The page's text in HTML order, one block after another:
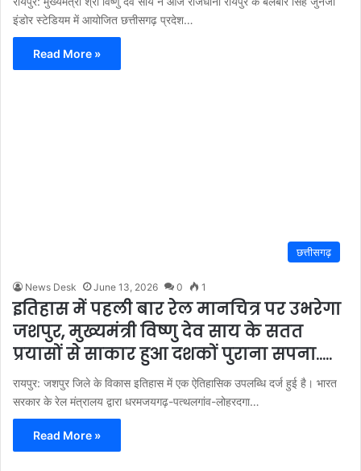
इंडोर स्टेडियम में आयोजित छत्तीसगढ़ प्रदेश…
Read More »
छत्तीसगढ़
News Desk June 13, 2026 0 1
इतिहास में पहली बार रेल मानचित्र पर उभरेगा
जशपुर, मुख्यमंत्री विष्णु देव साय के सतत
प्रयासों से साकार हुआ दशकों पुराना सपना…..
रायपुर: जशपुर जिले के विकास इतिहास में एक ऐतिहासिक उपलब्धि दर्ज हुई है। भारत
सरकार के रेल मंत्रालय द्वारा धरमजयगढ़-पत्थलगांव-लोहरदगा…
Read More »